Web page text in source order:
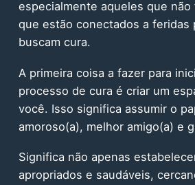
especialmente aqueles que
que estão conectados a feridas
buscam cura.
A primeira coisa a fazer para
processo de cura é criar um
você. Isso significa assumir o
amoroso(a), melhor amigo(a) e
Significa não apenas
apropriados e saudáveis,